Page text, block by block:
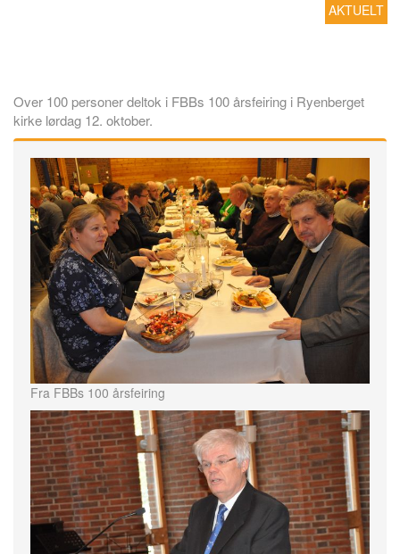
AKTUELT
Over 100 personer deltok i FBBs 100 årsfeiring i Ryenberget
kirke lørdag 12. oktober.
Fra FBBs 100 årsfeiring